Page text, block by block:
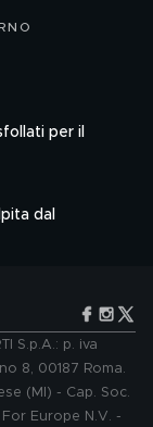
per il
dal
S.p.A.: p. iva
8, 00187 Roma.
(MI) - Cap. Soc.
Europe N.V. -